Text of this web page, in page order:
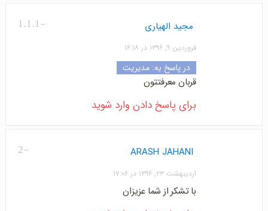
-1.1.1 مجید الهیاری
فروردین ۹, ۱۳۹۶ در ۱۶:۱۸
در پاسخ به: مدیریت
قربان معرفتتون
برای پاسخ دادن وارد شوید
-2 ARASH JAHANI
اردیبهشت ۲۳, ۱۳۹۶ در ۱۷:۰۶
با تشکر از شما عزیزان